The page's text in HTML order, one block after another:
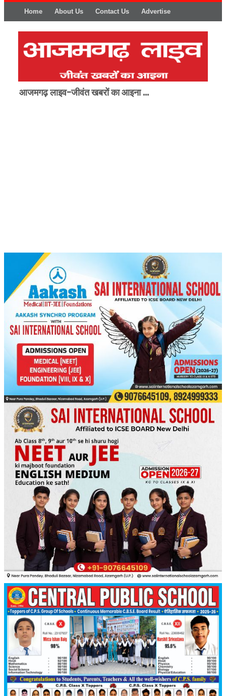
Home About Us Contact Us Advertise
आजमगढ़ लाइव-जीवंत खबरों का आइना ...